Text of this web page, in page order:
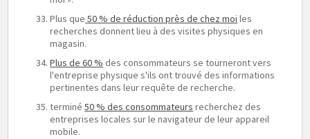
Plus que 50 % de réduction près de chez moi les
recherches donnent lieu à des visites physiques en
magasin.
Plus de 60 % des consommateurs se tourneront vers
l'entreprise physique s'ils ont trouvé des informations
pertinentes dans leur requête de recherche.
terminé50 % des consommateurs recherchez des
entreprises locales sur le navigateur de leur appareil
mobile.